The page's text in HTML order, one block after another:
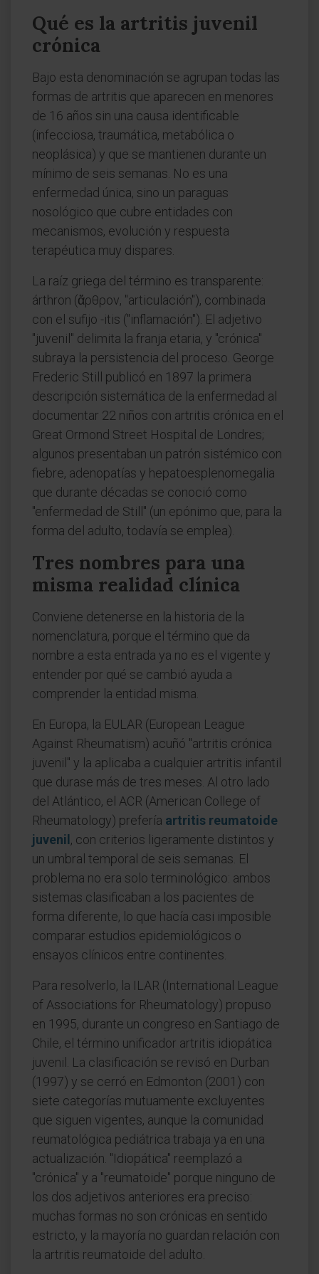
Qué es la artritis juvenil
crónica
Bajo esta denominación se agrupan todas las
formas de artritis que aparecen en menores
de 16 años sin una causa identificable
(infecciosa, traumática, metabólica o
neoplásica) y que se mantienen durante un
mínimo de seis semanas. No es una
enfermedad única, sino un paraguas
nosológico que cubre entidades con
mecanismos, evolución y respuesta
terapéutica muy dispares.
La raíz griega del término es transparente:
árthron (ἄρθρον, "articulación"), combinada
con el sufijo -itis ("inflamación"). El adjetivo
"juvenil" delimita la franja etaria, y "crónica"
subraya la persistencia del proceso. George
Frederic Still publicó en 1897 la primera
descripción sistemática de la enfermedad al
documentar 22 niños con artritis crónica en el
Great Ormond Street Hospital de Londres;
algunos presentaban un patrón sistémico con
fiebre, adenopatías y hepatoesplenomegalia
que durante décadas se conoció como
"enfermedad de Still" (un epónimo que, para la
forma del adulto, todavía se emplea).
Tres nombres para una
misma realidad clínica
Conviene detenerse en la historia de la
nomenclatura, porque el término que da
nombre a esta entrada ya no es el vigente y
entender por qué se cambió ayuda a
comprender la entidad misma.
En Europa, la EULAR (European League
Against Rheumatism) acuñó "artritis crónica
juvenil" y la aplicaba a cualquier artritis infantil
que durase más de tres meses. Al otro lado
del Atlántico, el ACR (American College of
Rheumatology) prefería artritis reumatoide
juvenil , con criterios ligeramente distintos y
un umbral temporal de seis semanas. El
problema no era solo terminológico: ambos
sistemas clasificaban a los pacientes de
forma diferente, lo que hacía casi imposible
comparar estudios epidemiológicos o
ensayos clínicos entre continentes.
Para resolverlo, la ILAR (International League
of Associations for Rheumatology) propuso
en 1995, durante un congreso en Santiago de
Chile, el término unificador artritis idiopática
juvenil. La clasificación se revisó en Durban
(1997) y se cerró en Edmonton (2001) con
siete categorías mutuamente excluyentes
que siguen vigentes, aunque la comunidad
reumatológica pediátrica trabaja ya en una
actualización. "Idiopática" reemplazó a
"crónica" y a "reumatoide" porque ninguno de
los dos adjetivos anteriores era preciso:
muchas formas no son crónicas en sentido
estricto, y la mayoría no guardan relación con
la artritis reumatoide del adulto.